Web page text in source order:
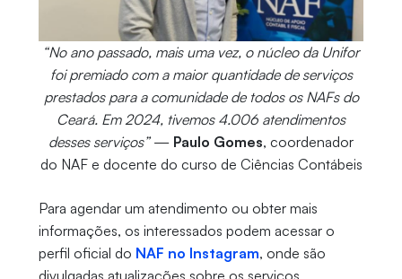
“No ano passado, mais uma vez, o núcleo da Unifor
foi premiado com a maior quantidade de serviços
prestados para a comunidade de todos os NAFs do
Ceará. Em 2024, tivemos 4.006 atendimentos
desses serviços”— Paulo Gomes, coordenador
do NAF e docente do curso de Ciências Contábeis
Para agendar um atendimento ou obter mais
informações, os interessados podem acessar o
perfil oficial do NAF no Instagram, onde são